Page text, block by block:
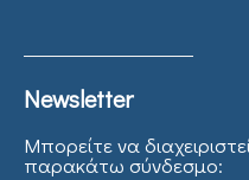
Newsletter
Μπορείτε να
παρακάτω σύνδεσμο: